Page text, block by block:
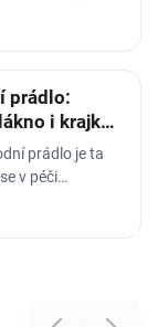
Termoprádlo…
prádlo:
i krajka,
prádlo je ta
v péči
dáme